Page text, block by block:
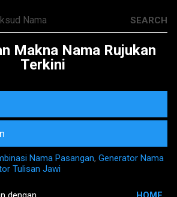
Skip to main content
Makna Nama Rujukan
Terkini
Nama Pasangan, Generator Nama
Tulisan Jawi